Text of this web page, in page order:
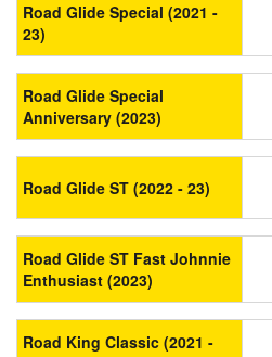
Road Glide Special (2021 -
23)
Road Glide Special
Anniversary (2023)
Road Glide ST (2022 - 23)
Road Glide ST Fast Johnnie
Enthusiast (2023)
Road King Classic (2021 -